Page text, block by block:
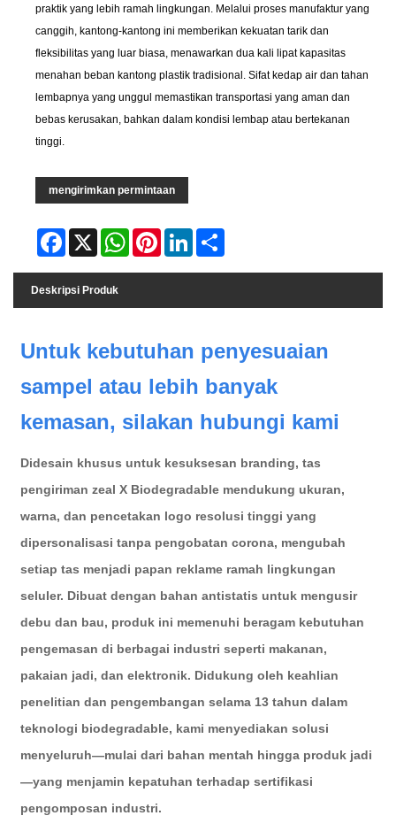
praktik yang lebih ramah lingkungan. Melalui proses manufaktur yang
canggih, kantong-kantong ini memberikan kekuatan tarik dan
fleksibilitas yang luar biasa, menawarkan dua kali lipat kapasitas
menahan beban kantong plastik tradisional. Sifat kedap air dan tahan
lembapnya yang unggul memastikan transportasi yang aman dan
bebas kerusakan, bahkan dalam kondisi lembap atau bertekanan
tinggi.
mengirimkan permintaan
Facebook
X WhatsAppPinterestLinkedIn
Deskripsi Produk
Untuk kebutuhan penyesuaian
sampel atau lebih banyak
kemasan, silakan hubungi kami
Didesain khusus untuk kesuksesan branding, tas
pengiriman zeal X Biodegradable mendukung ukuran,
warna, dan pencetakan logo resolusi tinggi yang
dipersonalisasi tanpa pengobatan corona, mengubah
setiap tas menjadi papan reklame ramah lingkungan
seluler. Dibuat dengan bahan antistatis untuk mengusir
debu dan bau, produk ini memenuhi beragam kebutuhan
pengemasan di berbagai industri seperti makanan,
pakaian jadi, dan elektronik. Didukung oleh keahlian
penelitian dan pengembangan selama 13 tahun dalam
teknologi biodegradable, kami menyediakan solusi
menyeluruh—mulai dari bahan mentah hingga produk jadi
—yang menjamin kepatuhan terhadap sertifikasi
pengomposan industri.